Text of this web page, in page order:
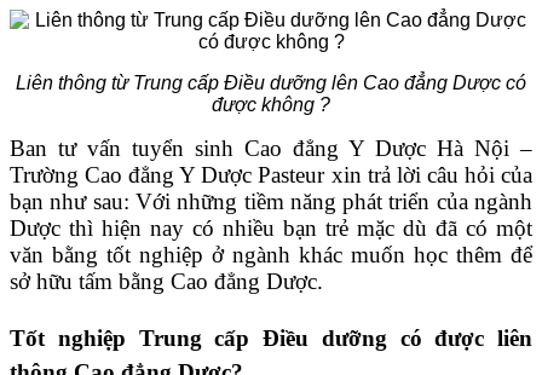
Liên thông từ Trung cấp Điều dưỡng lên Cao đẳng Dược có
được không ?
Ban tư vấn tuyển sinh Cao đẳng Y Dược Hà Nội –
Trường Cao đẳng Y Dược Pasteur xin trả lời câu hỏi của
bạn như sau: Với những tiềm năng phát triển của ngành
Dược thì hiện nay có nhiều bạn trẻ mặc dù đã có một
văn bằng tốt nghiệp ở ngành khác muốn học thêm để
sở hữu tấm bằng Cao đẳng Dược.
Tốt nghiệp Trung cấp Điều dưỡng có được liên